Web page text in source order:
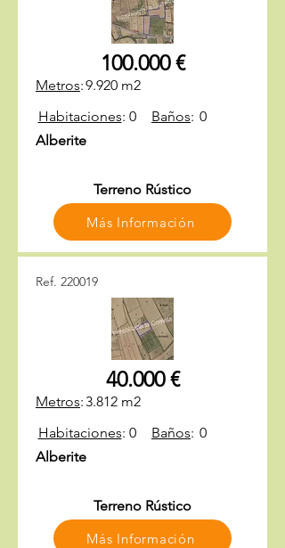
100.000 €
Metros:9.920 m2
Habitaciones: 0 Baños: 0
Alberite
Terreno Rústico
Más Información
Ref. 220019
40.000 €
Metros:3.812 m2
Habitaciones: 0 Baños: 0
Alberite
Terreno Rústico
Más Información